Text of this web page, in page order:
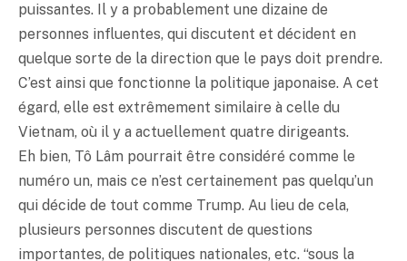
puissantes. Il y a probablement une dizaine de
personnes influentes, qui discutent et décident en
quelque sorte de la direction que le pays doit prendre.
C’est ainsi que fonctionne la politique japonaise. A cet
égard, elle est extrêmement similaire à celle du
Vietnam, où il y a actuellement quatre dirigeants.
Eh bien, Tô Lâm pourrait être considéré comme le
numéro un, mais ce n’est certainement pas quelqu’un
qui décide de tout comme Trump. Au lieu de cela,
plusieurs personnes discutent de questions
importantes, de politiques nationales, etc. “sous la